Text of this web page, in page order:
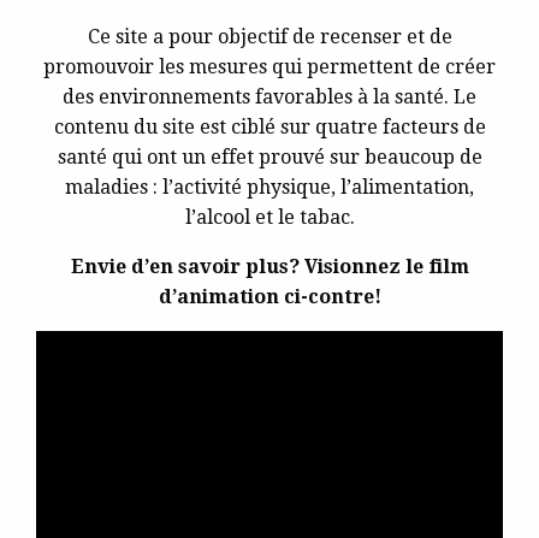
Ce site a pour objectif de recenser et de
promouvoir les mesures qui permettent de créer
des environnements favorables à la santé. Le
contenu du site est ciblé sur quatre facteurs de
santé qui ont un effet prouvé sur beaucoup de
maladies : l’activité physique, l’alimentation,
l’alcool et le tabac.
Envie d’en savoir plus? Visionnez le film
d’animation ci-contre!